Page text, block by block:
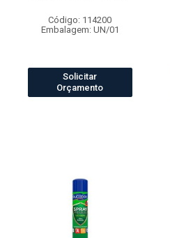
Código: 114200
Embalagem: UN/01
Solicitar
Orçamento